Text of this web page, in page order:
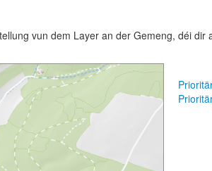
vun dem Layer an der Gemeng, déi